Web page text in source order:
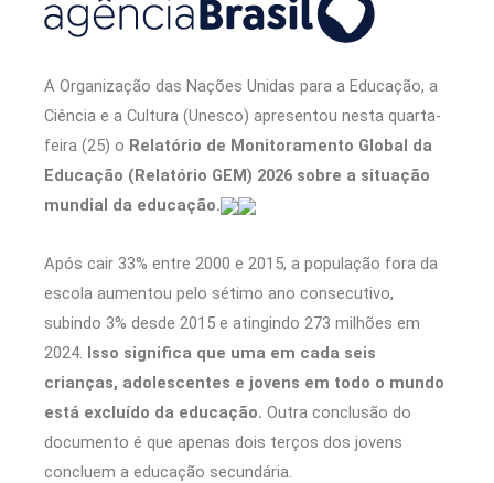
A Organização das Nações Unidas para a Educação, a
Ciência e a Cultura (Unesco) apresentou nesta quarta-
feira (25) o Relatório de Monitoramento Global da
Educação (Relatório GEM) 2026 sobre a situação
mundial da educação.
Após cair 33% entre 2000 e 2015, a população fora da
escola aumentou pelo sétimo ano consecutivo,
subindo 3% desde 2015 e atingindo 273 milhões em
2024. Isso significa que uma em cada seis
crianças, adolescentes e jovens em todo o mundo
está excluído da educação. Outra conclusão do
documento é que apenas dois terços dos jovens
concluem a educação secundária.